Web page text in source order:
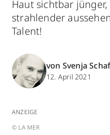
Haut sichtbar
strahlender
Talent!
von Svenja
12. April 2021
ANZEIGE
© LA MER